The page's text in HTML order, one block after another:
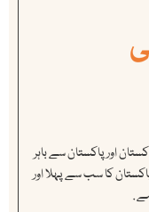
اور پاکستان سے باہر
کا سب سے پہلا اور
.